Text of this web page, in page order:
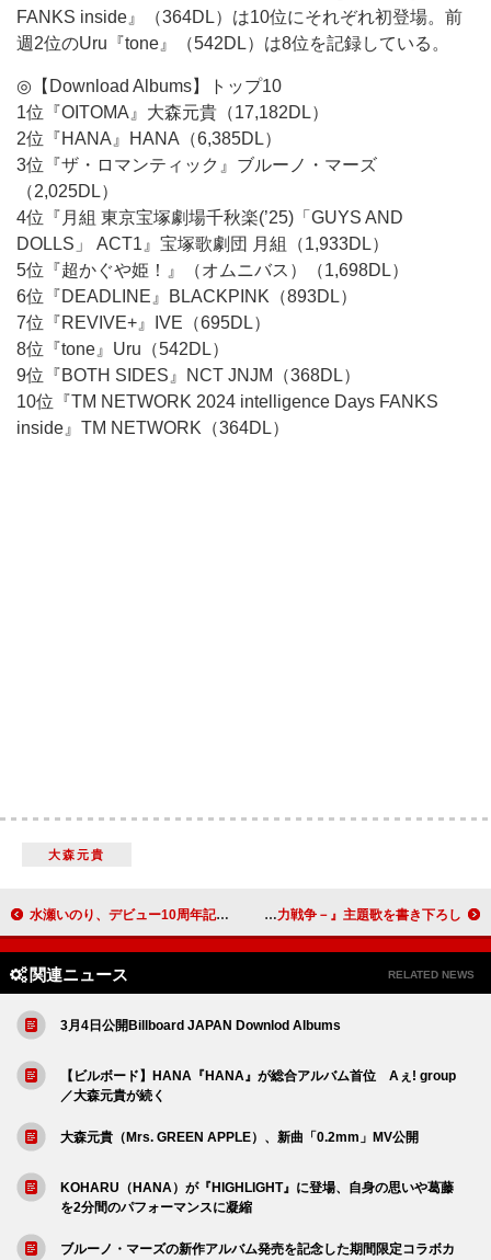
FANKS inside』（364DL）は10位にそれぞれ初登場。前
週2位のUru『tone』（542DL）は8位を記録している。
◎【Download Albums】トップ10
1位『OITOMA』大森元貴（17,182DL）
2位『HANA』HANA（6,385DL）
3位『ザ・ロマンティック』ブルーノ・マーズ
（2,025DL）
4位『月組 東京宝塚劇場千秋楽(’25)「GUYS AND
DOLLS」 ACT1』宝塚歌劇団 月組（1,933DL）
5位『超かぐや姫！』（オムニバス）（1,698DL）
6位『DEADLINE』BLACKPINK（893DL）
7位『REVIVE+』IVE（695DL）
8位『tone』Uru（542DL）
9位『BOTH SIDES』NCT JNJM（368DL）
10位『TM NETWORK 2024 intelligence Days FANKS
inside』TM NETWORK（364DL）
大森元貴
水瀬いのり、デビュー10周年記念ライブ映像作品より「Calling Blue(overture)～Turquoise」公開 ORANGE RANGE、映画『アギト－超能力戦争－』主題歌を書き下ろし
関連ニュース RELATED NEWS
3月4日公開Billboard JAPAN Downlod Albums
【ビルボード】HANA『HANA』が総合アルバム首位 Aぇ! group
／大森元貴が続く
大森元貴（Mrs. GREEN APPLE）、新曲「0.2mm」MV公開
KOHARU（HANA）が『HIGHLIGHT』に登場、自身の思いや葛藤
を2分間のパフォーマンスに凝縮
ブルーノ・マーズの新作アルバム発売を記念した期間限定コラボカ